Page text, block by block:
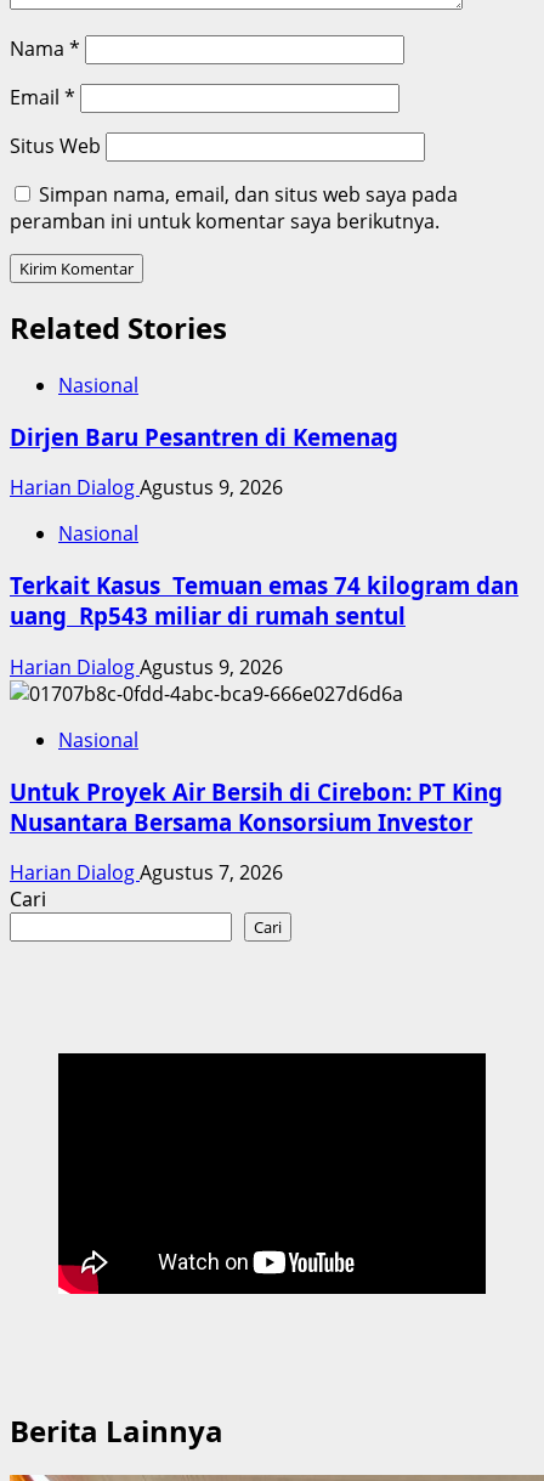
Nama *
Email *
Situs Web
Simpan nama, email, dan situs web saya pada
peramban ini untuk komentar saya berikutnya.
Related Stories
Nasional
Dirjen Baru Pesantren di Kemenag
Harian DialogAgustus 9, 2026
Nasional
Terkait Kasus Temuan emas 74 kilogram dan
uang Rp543 miliar di rumah sentul
Harian DialogAgustus 9, 2026
Nasional
Untuk Proyek Air Bersih di Cirebon: PT King
Nusantara Bersama Konsorsium Investor
Harian DialogAgustus 7, 2026
Cari
Cari
Berita Lainnya